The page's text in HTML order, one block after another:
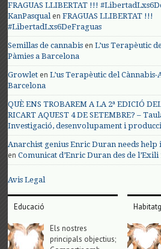
FRAGUAS LLIBERTAT !!!
KanPasqualenFRAGUAS LLIBERTAT !!!
#LibertadLxs6DeFraguas
Semillas de cannabis enL’us Terapèutic
Pàmies a Barcelona
Growlet enL’us Terapèutic del Cànnabis-
Barcelona
QUÈ ENS TROBAREM A LA 2ª EDICIÓ
RICART AQUEST 4 DE SETEMBRE? –
Investigació, desenvolupament i
Anarchist genius Enric Duran needs help
enComunicat d’Enric Duran des de l’Exili
Avis Legal
Educació
Els nostres
principals objectius;